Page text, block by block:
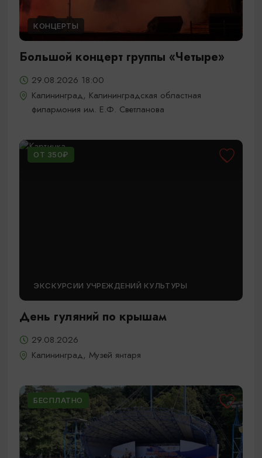
КОНЦЕРТЫ
Большой концерт группы «Четыре»
29.08.2026 18:00
Калининград, Калининградская областная
филармония им. Е.Ф. Светланова
ОТ 350₽
ЭКСКУРСИИ УЧРЕЖДЕНИЙ КУЛЬТУРЫ
День гуляний по крышам
29.08.2026
Калининград, Музей янтаря
БЕСПЛАТНО